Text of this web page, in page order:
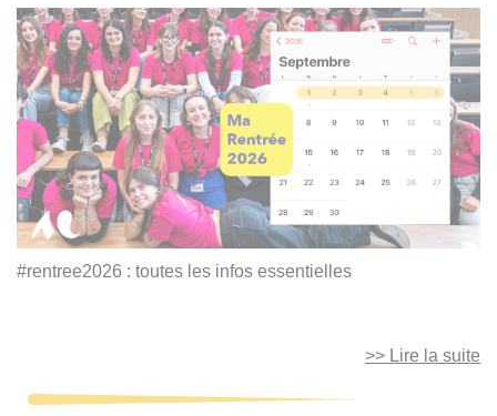
#rentree2026 : toutes les infos essentielles
>> Lire la suite